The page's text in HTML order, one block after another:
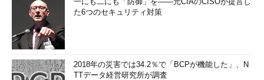
た6つのセキュリティ対策
2018年の災害では34.2％で「BCPが機能した」、N
TTデータ経営研究所が調査